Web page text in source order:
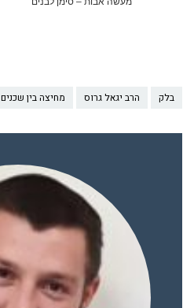
בלק הרב יגאל גרוס מחיצה בין שכנים